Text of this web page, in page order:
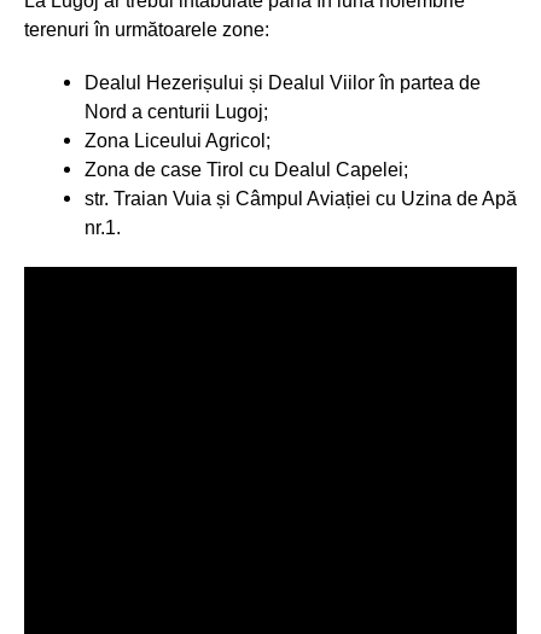
terenuri în următoarele zone:
Dealul Hezerișului și Dealul Viilor în partea de
Nord a centurii Lugoj;
Zona Liceului Agricol;
Zona de case Tirol cu Dealul Capelei;
str. Traian Vuia și Câmpul Aviației cu Uzina de Apă
nr.1.